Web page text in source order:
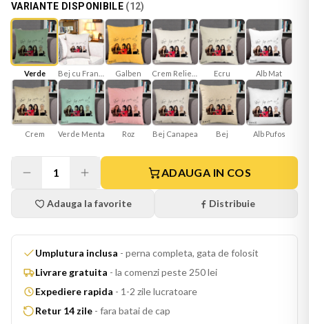
VARIANTE DISPONIBILE (12)
Verde Galben Ecru Alb Mat
Crem Verde Menta Roz Bej Canapea Bej Alb Pufos
1 ADAUGA IN COS
Adauga la favorite Distribuie
Umplutura inclusa - perna completa, gata de folosit
Livrare gratuita - la comenzi peste 250 lei
Expediere rapida - 1-2 zile lucratoare
Retur 14 zile - fara batai de cap